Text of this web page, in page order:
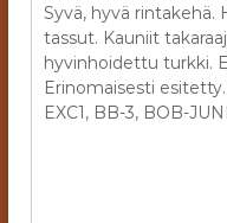
Syvä, hyvä rintakehä.
tassut. Kauniit
hyvinhoidettu turkki.
Erinomaisesti
EXC1, BB-3, BOB-